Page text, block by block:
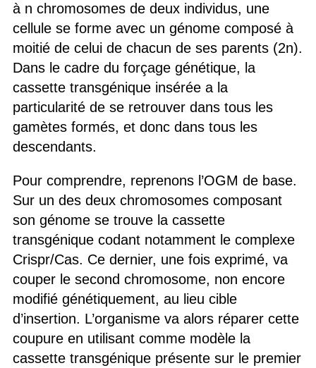
à n chromosomes de deux individus, une
cellule se forme avec un génome composé à
moitié de celui de chacun de ses parents (2n).
Dans le cadre du forçage génétique, la
cassette transgénique insérée a la
particularité de se retrouver dans tous les
gamètes formés, et donc dans tous les
descendants.
Pour comprendre, reprenons l’OGM de base.
Sur un des deux chromosomes composant
son génome se trouve la cassette
transgénique codant notamment le complexe
Crispr/Cas. Ce dernier, une fois exprimé, va
couper le second chromosome, non encore
modifié génétiquement, au lieu cible
d’insertion. L’organisme va alors réparer cette
coupure en utilisant comme modèle la
cassette transgénique présente sur le premier